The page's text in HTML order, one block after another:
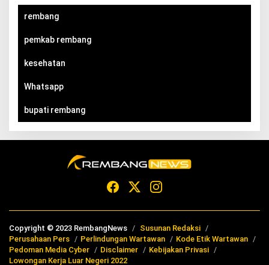
rembang
pemkab rembang
kesehatan
Whatsapp
bupati rembang
Copyright © 2023 RembangNews
Susunan Redaksi
Perusahaan Pers
Perlindungan Wartawan
Kode Etik Wartawan
Pedoman Media Cyber
Disclaimer
Kebijakan Privasi
Lowongan Kerja Luar Negeri 2022